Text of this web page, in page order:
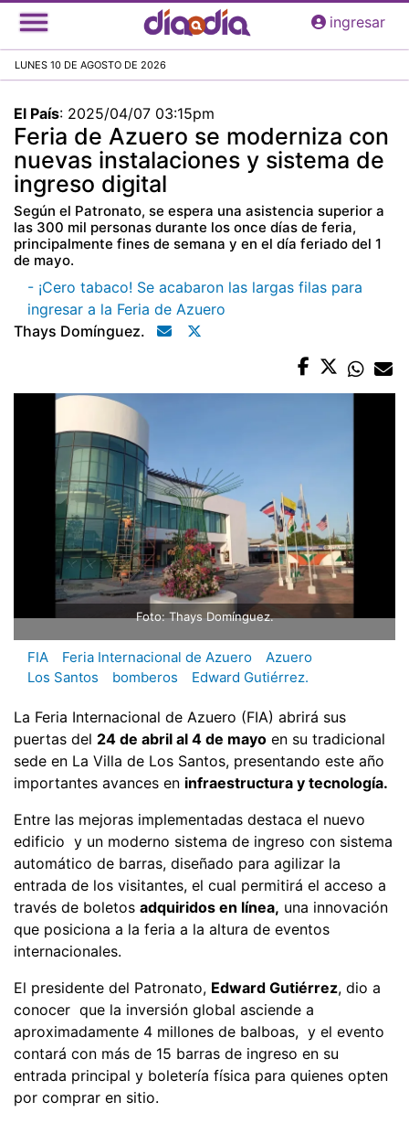
Pasar
al
principal
ingresar
LUNES 10 DE AGOSTO DE 2026
El País: 2025/04/07 03:15pm
Feria de Azuero se moderniza con
nuevas instalaciones y sistema de
ingreso digital
Según el Patronato, se espera una asistencia superior a
las 300 mil personas durante los once días de feria,
principalmente fines de semana y en el día feriado del 1
de mayo.
- ¡Cero tabaco! Se acabaron las largas filas para
ingresar a la Feria de Azuero
Thays Domínguez.
Foto: Thays Domínguez.
FIA Feria Internacional de Azuero
Azuero
Los Santos
bomberos Edward Gutiérrez.
La Feria Internacional de Azuero (FIA) abrirá sus
puertas del 24 de abril al 4 de mayo en su tradicional
sede en La Villa de Los Santos, presentando este año
importantes avances en infraestructura y tecnología.
Entre las mejoras implementadas destaca el nuevo
edificio y un moderno sistema de ingreso con sistema
automático de barras, diseñado para agilizar la
entrada de los visitantes, el cual permitirá el acceso a
través de boletos adquiridos en línea, una innovación
que posiciona a la feria a la altura de eventos
internacionales.
El presidente del Patronato, Edward Gutiérrez, dio a
conocer que la inversión global asciende a
aproximadamente 4 millones de balboas, y el evento
contará con más de 15 barras de ingreso en su
entrada principal y boletería física para quienes opten
por comprar en sitio.